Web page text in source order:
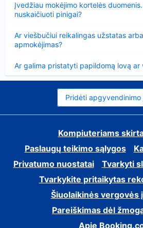
Įvedžiau mokėjimo kortelės
nuskaičiuoti pinigai?
Ar viešbučiui reikalingas užstatas
apmokėjimas?
Ar galima pristatyti papildomą lovą ar
Pridėti apgyvendinimo
Kompiuteriams
Paslaugų teikimo sąlygos
Privatumo nuostatai
Tvarkyti
Tvarkykite pritaikytas
Šiuolaikinės vergovės
Pareiškimas dėl
Apie